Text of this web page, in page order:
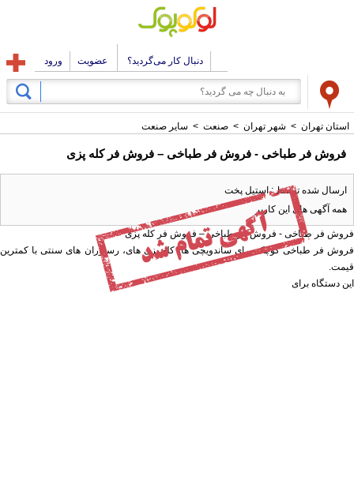
دنبال کار می‌گردید؟ عضویت ورود
استان تهران > شهر تهران > صنعت > سایر صنعت
فروش فر طباخی - فروش فر طباخی – فروش فر کله پزی
ارسال شده توسط : استیل پخت
همه آگهی های این کاربر
فروش فر طباخی - فروش فر طباخی – فروش فر کله پزی
فروش فر طباخی کوچک برای ساندویچی ها، کله پزی های، رستوران های سنتی با کمترین
قیمت.
این دستگاه برای